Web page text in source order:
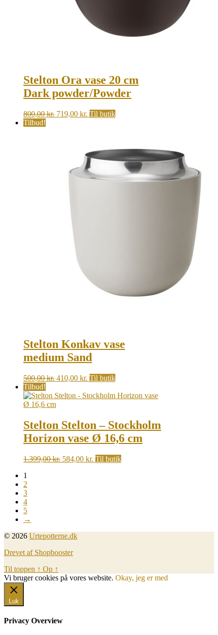
Stelton Ora vase 20 cm
Dark powder/Powder
800,00kr. Original
719,00 kr. Current
Til butik
Tilbud!
Stelton Konkav vase
medium Sand
500,00kr. Original
was:
410,00 kr. Current
is:
Til butik
Tilbud!
Stelton Stelton – Stockholm
Horizon vase Ø 16,6 cm
1.399,00kr. Original
584,00 kr. Current
Til butik
1
2
3
4
5
→
© 2026 Urtepotterne.dk
Drevet af Shopbooster
Til toppen ↑ Op ↑
Vi bruger cookies på vores website. Okay, jeg er med
Luk
Privacy Overview